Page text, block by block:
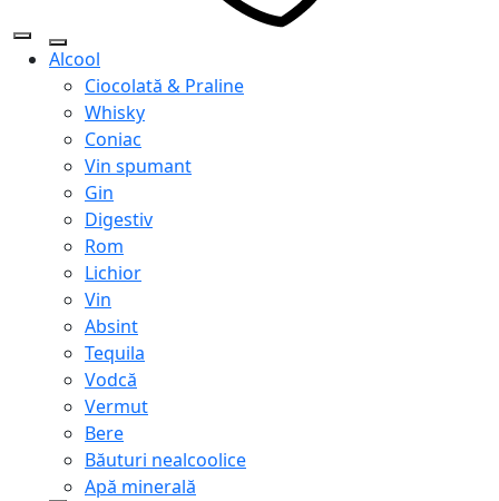
Alcool
Ciocolată & Praline
Whisky
Coniac
Vin spumant
Gin
Digestiv
Rom
Lichior
Vin
Absint
Tequila
Vodcă
Vermut
Bere
Băuturi nealcoolice
Apă minerală